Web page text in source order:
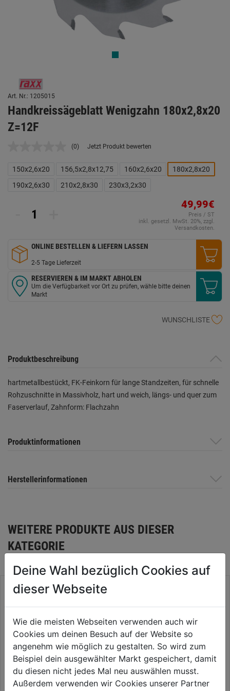
Art. Nr.: 1205015
Handkreissägeblatt Wenigzahn 180x2,8x20
Z=12F
Kein
Link
auf
derselben
Seite.
(0) Jetzt Produkt bewerten
150x2,6x20 156,5x2,8x12,75 160x2,6x20
180x2,8x20
190x2,6x30
210x2,8x30 230x3,2x30
49,99€
Preis / ST
inkl. gesetzl. MwSt. 20%, zzgl.
Versandkosten.
ONLINE BESTELLEN & LIEFERN LASSEN
2-5 Tage Lieferzeit
RESERVIEREN & IM MARKT ABHOLEN
Um die Verfügbarkeit vor Ort zu prüfen, wähle bitte deinen
Markt
WUNSCHLISTE
Produktbeschreibung
hartmetallbestückt, FK-Feinkorn für lange Standzeiten, für schnelle
Rohzuschnitte in Massivholz, hart und weich, längs- und quer zum
Faserverlauf, Zahnform: Flachzahn
Produktinformationen
Herstellerinformationen
WEITERE PRODUKTE AUS DIESER
KATEGORIE
Deine Wahl bezüglich Cookies auf
dieser Webseite
Wie die meisten Webseiten verwenden auch wir
Cookies um deinen Besuch auf der Website so
angenehm wie möglich zu gestalten. So wird zum
Beispiel dein ausgewählter Markt gespeichert, damit
du diesen nicht jedes Mal neu auswählen musst.
Außerdem verwenden wir Cookies unserer Partner